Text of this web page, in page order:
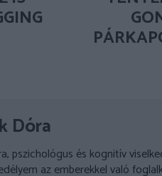
Dóra
pszichológus és kognitív
az emberekkel való